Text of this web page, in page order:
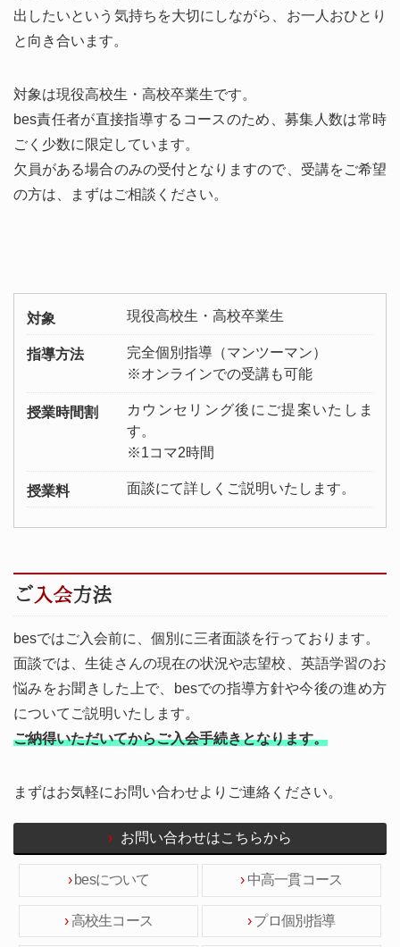
出したいという気持ちを大切にしながら、お一人おひとり
と向き合います。
対象は現役高校生・高校卒業生です。
bes責任者が直接指導するコースのため、募集人数は常時
ごく少数に限定しています。
欠員がある場合のみの受付となりますので、受講をご希望
の方は、まずはご相談ください。
対象 現役高校生・高校卒業生
指導方法
完全個別指導（マンツーマン）
※オンラインでの受講も可能
授業時間割
カウンセリング後にご提案いたしま
す。
※1コマ2時間
授業料 面談にて詳しくご説明いたします。
ご 入会方法
besではご入会前に、個別に三者面談を行っております。
面談では、生徒さんの現在の状況や志望校、英語学習のお
悩みをお聞きした上で、besでの指導方針や今後の進め方
についてご説明いたします。
ご納得いただいてからご入会手続きとなります。
まずはお気軽にお問い合わせよりご連絡ください。
お問い合わせはこちらから
besについて 中高一貫コース
高校生コース プロ個別指導